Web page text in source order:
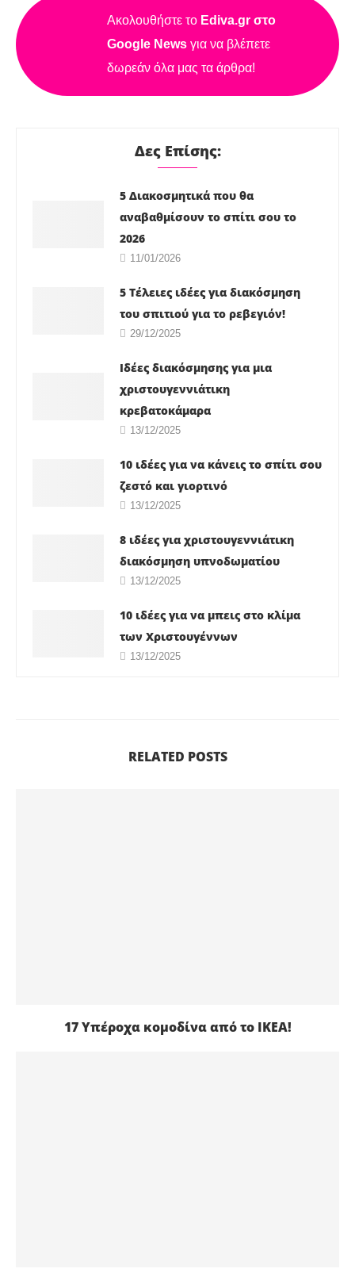
Ακολουθήστε το Ediva.gr στο
Google News για να βλέπετε
δωρεάν όλα μας τα άρθρα!
Δες Επίσης:
5 Διακοσμητικά που θα
αναβαθμίσουν το σπίτι σου το
2026
11/01/2026
5 Τέλειες ιδέες για διακόσμηση
του σπιτιού για το ρεβεγιόν!
29/12/2025
Ιδέες διακόσμησης για μια
χριστουγεννιάτικη
κρεβατοκάμαρα
13/12/2025
10 ιδέες για να κάνεις το σπίτι σου
ζεστό και γιορτινό
13/12/2025
8 ιδέες για χριστουγεννιάτικη
διακόσμηση υπνοδωματίου
13/12/2025
10 ιδέες για να μπεις στο κλίμα
των Χριστουγέννων
13/12/2025
RELATED POSTS
17 Υπέροχα κομοδίνα από το ΙΚΕΑ!